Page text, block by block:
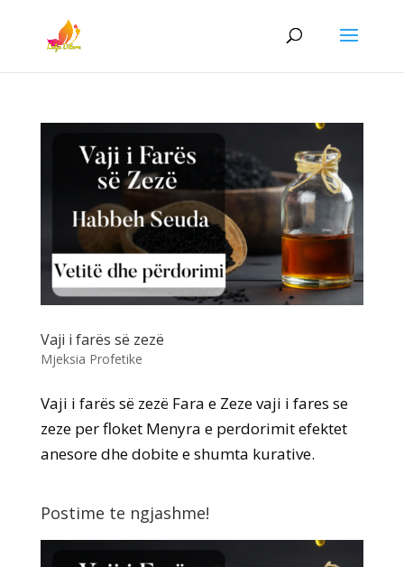
Vaji i farës së zezë
Mjeksia Profetike
Vaji i farës së zezë Fara e Zeze vaji i fares se
zeze per floket Menyra e perdorimit efektet
anesore dhe dobite e shumta kurative.
Postime te ngjashme!